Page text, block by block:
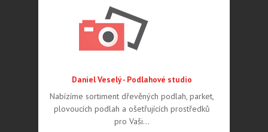
Daniel Veselý - Podlahové studio
Nabízíme sortiment dřevěných podlah, parket,
plovoucích podlah a ošetřujících prostředků
pro Vaši…